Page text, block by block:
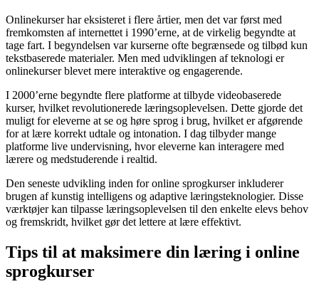
Onlinekurser har eksisteret i flere årtier, men det var først med
fremkomsten af internettet i 1990’erne, at de virkelig begyndte at
tage fart. I begyndelsen var kurserne ofte begrænsede og tilbød kun
tekstbaserede materialer. Men med udviklingen af teknologi er
onlinekurser blevet mere interaktive og engagerende.
I 2000’erne begyndte flere platforme at tilbyde videobaserede
kurser, hvilket revolutionerede læringsoplevelsen. Dette gjorde det
muligt for eleverne at se og høre sprog i brug, hvilket er afgørende
for at lære korrekt udtale og intonation. I dag tilbyder mange
platforme live undervisning, hvor eleverne kan interagere med
lærere og medstuderende i realtid.
Den seneste udvikling inden for online sprogkurser inkluderer
brugen af kunstig intelligens og adaptive læringsteknologier. Disse
værktøjer kan tilpasse læringsoplevelsen til den enkelte elevs behov
og fremskridt, hvilket gør det lettere at lære effektivt.
Tips til at maksimere din læring i online
sprogkurser